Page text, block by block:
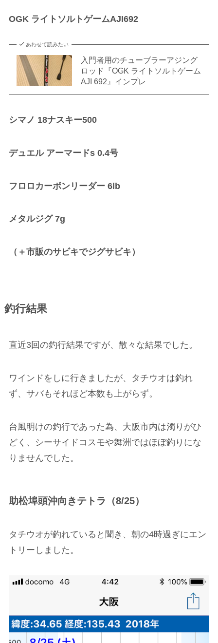
OGK ライトソルトゲームAJI692
あわせて読みたい
入門者用のチューブラーアジング
ロッド『OGK ライトソルトゲーム
AJI 692』インプレ
シマノ 18ナスキー500
デュエル アーマードs 0.4号
フロロカーボンリーダー 6lb
メタルジグ 7g
（＋市販のサビキでジグサビキ）
釣行結果
直近3回の釣行結果ですが、散々な結果でした。
ワインドをしに行きましたが、タチウオは釣れ
ず、サバもそれほど本数も上がらず。
台風明けの釣行であった為、大阪市内は濁りがひ
どく、シーサイドコスモや舞洲ではほぼ釣りにな
りませんでした。
助松埠頭沖向きテトラ（8/25）
タチウオが釣れていると聞き、朝の4時過ぎにエン
トリーしました。